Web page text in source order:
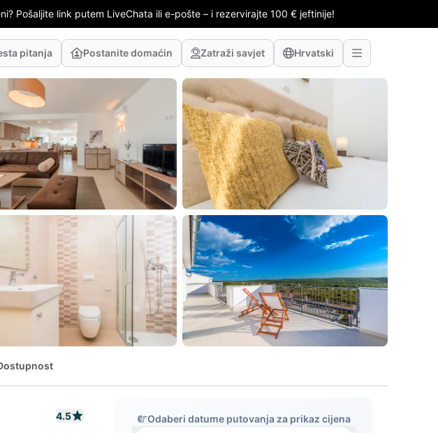
Pošaljite link putem LiveChata ili e-pošte – i rezervirajte 100 € jeftinije!
pitanja Postanite domaćin Zatraži savjet Hrvatski
4.5 Odaberi datume putovanja za prikaz cijena